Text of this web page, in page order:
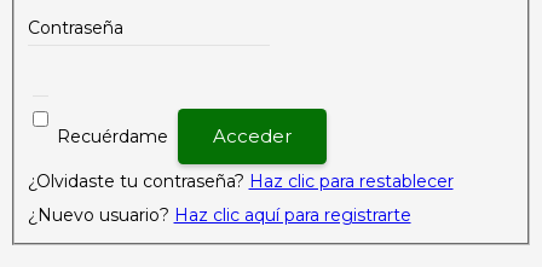
Contraseña
Recuérdame
¿Olvidaste tu contraseña? Haz clic para restablecer
¿Nuevo usuario? Haz clic aquí para registrarte